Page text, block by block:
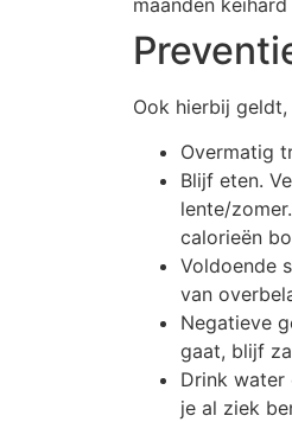
maanden
Ook hierbij
Overmatig
Blijf eten.
lente/
calorieën
Voldoende
van
Negatieve
gaat, blijf
Drink water
je al ziek